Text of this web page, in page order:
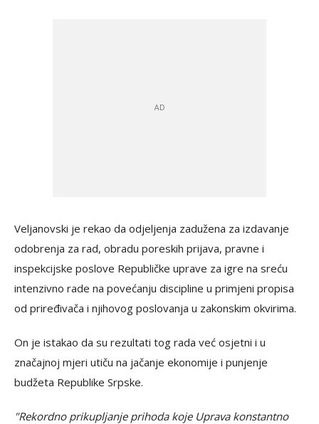
Veljanovski je rekao da odjeljenja zadužena za izdavanje
odobrenja za rad, obradu poreskih prijava, pravne i
inspekcijske poslove Republičke uprave za igre na sreću
intenzivno rade na povećanju discipline u primjeni propisa
od priređivača i njihovog poslovanja u zakonskim okvirima.
On je istakao da su rezultati tog rada već osjetni i u
značajnoj mjeri utiču na jačanje ekonomije i punjenje
budžeta Republike Srpske.
"Rekordno prikupljanje prihoda koje Uprava konstantno